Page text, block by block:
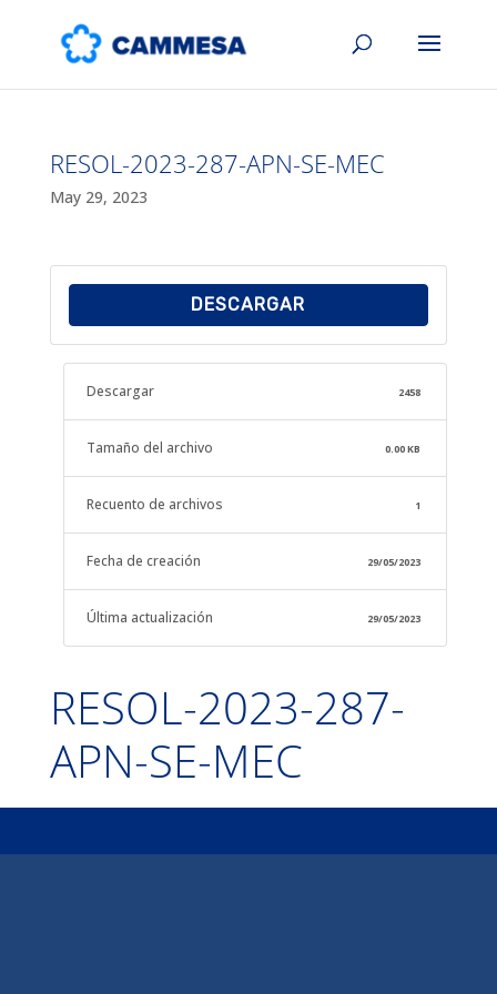
RESOL-2023-287-APN-SE-MEC
May 29, 2023
DESCARGAR
Descargar 2458
Tamaño del archivo 0.00 KB
Recuento de archivos 1
Fecha de creación 29/05/2023
Última actualización 29/05/2023
RESOL-2023-287-
APN-SE-MEC